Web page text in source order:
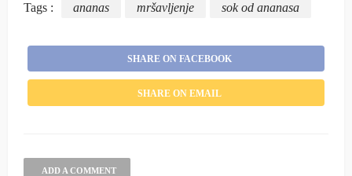
Tags : ananas mršavljenje sok od ananasa
SHARE ON FACEBOOK
SHARE ON EMAIL
ADD A COMMENT